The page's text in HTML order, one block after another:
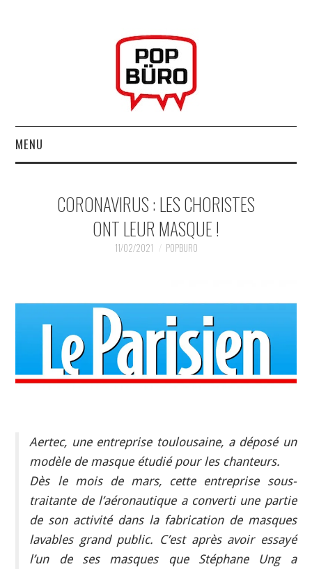
MENU
MUSIQUESACTUELLES.NET
GABBA GABBA HEY !
INDÉPENDANTS
CORONAVIRUS : LES CHORISTES
ONT LEUR MASQUE !
11/02/2021 POPBURO
Aertec, une entreprise toulousaine, a déposé un
modèle de masque étudié pour les chanteurs.
Dès le mois de mars, cette entreprise sous-
traitante de l’aéronautique a converti une partie
de son activité dans la fabrication de masques
lavables grand public. C’est après avoir essayé
l’un de ses masques que Stéphane Ung a